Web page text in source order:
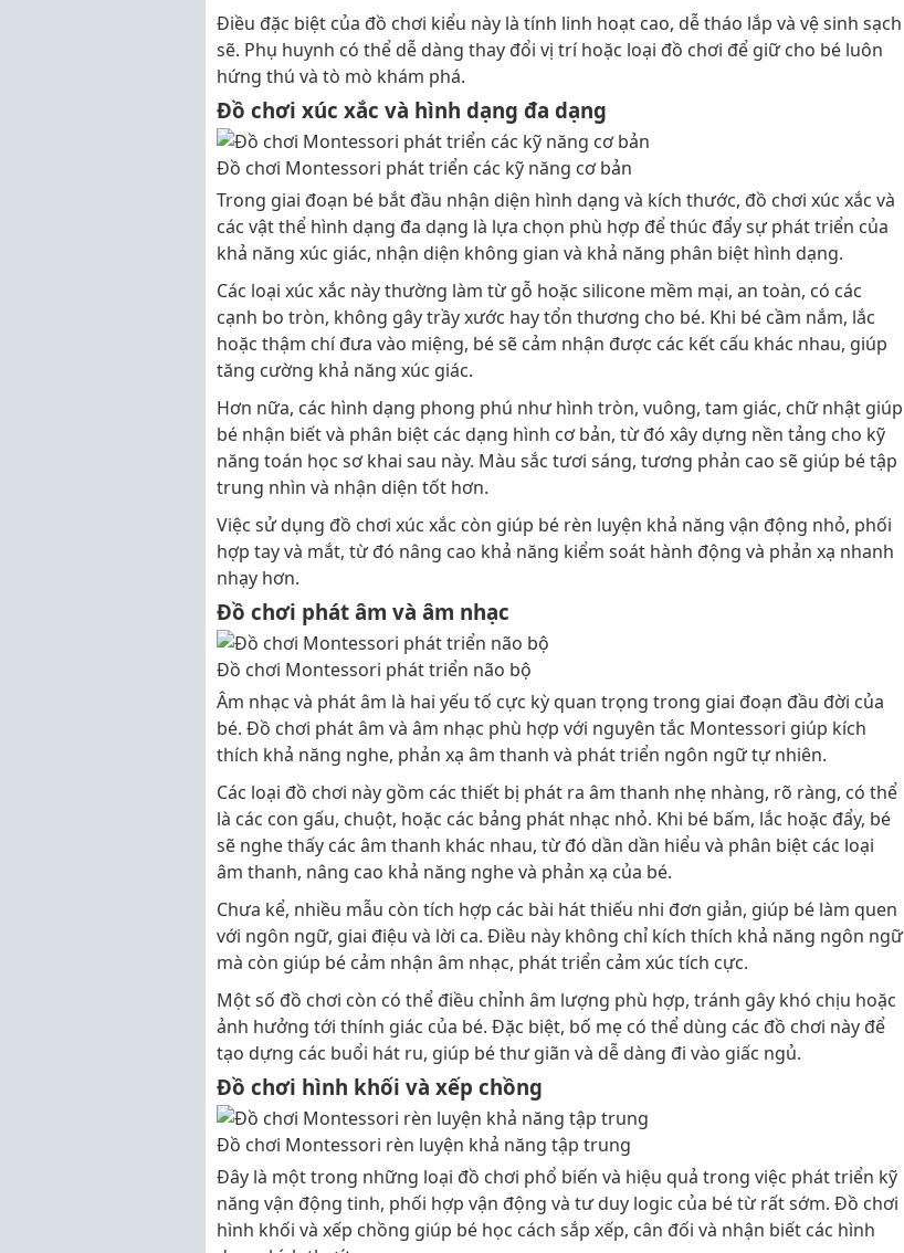
Điều đặc biệt của đồ chơi kiểu này là tính linh hoạt cao, dễ tháo lắp và vệ sinh sạch
sẽ. Phụ huynh có thể dễ dàng thay đổi vị trí hoặc loại đồ chơi để giữ cho bé luôn
hứng thú và tò mò khám phá.
Đồ chơi xúc xắc và hình dạng đa dạng
Đồ chơi Montessori phát triển các kỹ năng cơ bản
Trong giai đoạn bé bắt đầu nhận diện hình dạng và kích thước, đồ chơi xúc xắc và
các vật thể hình dạng đa dạng là lựa chọn phù hợp để thúc đẩy sự phát triển của
khả năng xúc giác, nhận diện không gian và khả năng phân biệt hình dạng.
Các loại xúc xắc này thường làm từ gỗ hoặc silicone mềm mại, an toàn, có các
cạnh bo tròn, không gây trầy xước hay tổn thương cho bé. Khi bé cầm nắm, lắc
hoặc thậm chí đưa vào miệng, bé sẽ cảm nhận được các kết cấu khác nhau, giúp
tăng cường khả năng xúc giác.
Hơn nữa, các hình dạng phong phú như hình tròn, vuông, tam giác, chữ nhật giúp
bé nhận biết và phân biệt các dạng hình cơ bản, từ đó xây dựng nền tảng cho kỹ
năng toán học sơ khai sau này. Màu sắc tươi sáng, tương phản cao sẽ giúp bé tập
trung nhìn và nhận diện tốt hơn.
Việc sử dụng đồ chơi xúc xắc còn giúp bé rèn luyện khả năng vận động nhỏ, phối
hợp tay và mắt, từ đó nâng cao khả năng kiểm soát hành động và phản xạ nhanh
nhạy hơn.
Đồ chơi phát âm và âm nhạc
Đồ chơi Montessori phát triển não bộ
Âm nhạc và phát âm là hai yếu tố cực kỳ quan trọng trong giai đoạn đầu đời của
bé. Đồ chơi phát âm và âm nhạc phù hợp với nguyên tắc Montessori giúp kích
thích khả năng nghe, phản xạ âm thanh và phát triển ngôn ngữ tự nhiên.
Các loại đồ chơi này gồm các thiết bị phát ra âm thanh nhẹ nhàng, rõ ràng, có thể
là các con gấu, chuột, hoặc các bảng phát nhạc nhỏ. Khi bé bấm, lắc hoặc đẩy, bé
sẽ nghe thấy các âm thanh khác nhau, từ đó dần dần hiểu và phân biệt các loại
âm thanh, nâng cao khả năng nghe và phản xạ của bé.
Chưa kể, nhiều mẫu còn tích hợp các bài hát thiếu nhi đơn giản, giúp bé làm quen
với ngôn ngữ, giai điệu và lời ca. Điều này không chỉ kích thích khả năng ngôn ngữ
mà còn giúp bé cảm nhận âm nhạc, phát triển cảm xúc tích cực.
Một số đồ chơi còn có thể điều chỉnh âm lượng phù hợp, tránh gây khó chịu hoặc
ảnh hưởng tới thính giác của bé. Đặc biệt, bố mẹ có thể dùng các đồ chơi này để
tạo dựng các buổi hát ru, giúp bé thư giãn và dễ dàng đi vào giấc ngủ.
Đồ chơi hình khối và xếp chồng
Đồ chơi Montessori rèn luyện khả năng tập trung
Đây là một trong những loại đồ chơi phổ biến và hiệu quả trong việc phát triển kỹ
năng vận động tinh, phối hợp vận động và tư duy logic của bé từ rất sớm. Đồ chơi
hình khối và xếp chồng giúp bé học cách sắp xếp, cân đối và nhận biết các hình